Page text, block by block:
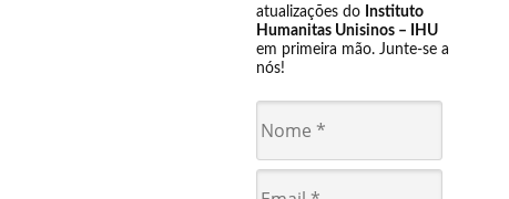
atualizações do Instituto
Humanitas Unisinos – IHU
em primeira mão. Junte-se a
nós!